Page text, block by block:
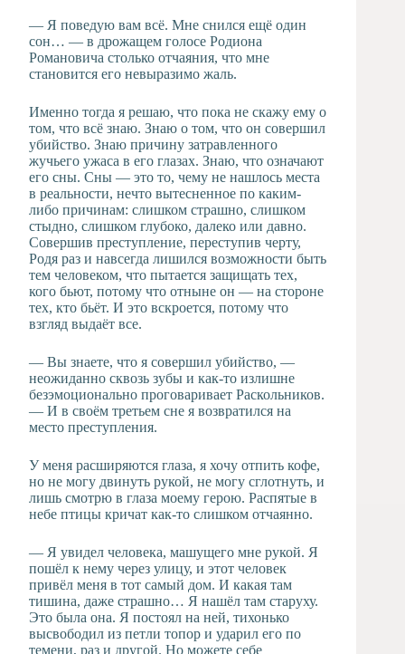
— Я поведую вам всё. Мне снился ещё один
сон… — в дрожащем голосе Родиона
Романовича столько отчаяния, что мне
становится его невыразимо жаль.
Именно тогда я решаю, что пока не скажу ему о
том, что всё знаю. Знаю о том, что он совершил
убийство. Знаю причину затравленного
жучьего ужаса в его глазах. Знаю, что означают
его сны. Сны — это то, чему не нашлось места
в реальности, нечто вытесненное по каким-
либо причинам: слишком страшно, слишком
стыдно, слишком глубоко, далеко или давно.
Совершив преступление, переступив черту,
Родя раз и навсегда лишился возможности быть
тем человеком, что пытается защищать тех,
кого бьют, потому что отныне он — на стороне
тех, кто бьёт. И это вскроется, потому что
взгляд выдаёт все.
— Вы знаете, что я совершил убийство, —
неожиданно сквозь зубы и как-то излишне
безэмоционально проговаривает Раскольников.
— И в своём третьем сне я возвратился на
место преступления.
У меня расширяются глаза, я хочу отпить кофе,
но не могу двинуть рукой, не могу сглотнуть, и
лишь смотрю в глаза моему герою. Распятые в
небе птицы кричат как-то слишком отчаянно.
— Я увидел человека, машущего мне рукой. Я
пошёл к нему через улицу, и этот человек
привёл меня в тот самый дом. И какая там
тишина, даже страшно… Я нашёл там старуху.
Это была она. Я постоял на ней, тихонько
высвободил из петли топор и ударил его по
темени, раз и другой. Но можете себе